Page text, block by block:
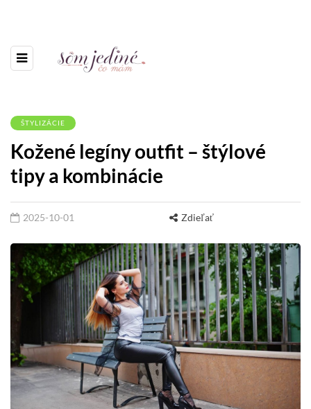
ŠTYLIZÁCIE
Kožené legíny outfit – štýlové
tipy a kombinácie
2025-10-01 Zdieľať